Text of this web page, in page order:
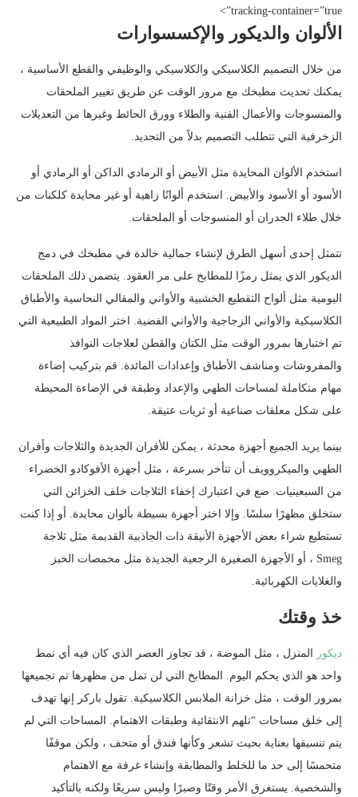
tracking-container=”true”>
الألوان والديكور والإكسسوارات
من خلال التصميم الكلاسيكي والكلاسيكي والوظيفي والقطع الأساسية ،
يمكنك تحديث مطبخك مع مرور الوقت عن طريق تغيير الملحقات
والمنسوجات والأعمال الفنية والطلاء وورق الحائط وغيرها من التعديلات
الزخرفية التي تتطلب التصميم بدلاً من التجديد.
استخدم الألوان المحايدة مثل الأبيض أو الرمادي الداكن أو الرمادي أو
الأسود أو الأسود والأبيض. استخدم ألوانًا زاهية أو غير محايدة كلكنات من
خلال طلاء الجدران أو المنسوجات أو الملحقات.
تتمثل إحدى أسهل الطرق لإنشاء جمالية خالدة في مطبخك في دمج
الديكور الذي يمثل رمزًا للمطابخ على مر العقود. يتضمن ذلك الملحقات
اليومية مثل ألواح التقطيع الخشبية والأواني والمقالي النحاسية والأطباق
الكلاسيكية والأواني الزجاجية والأواني الفضية. اختر المواد الطبيعية التي
تم اختبارها بمرور الوقت مثل الكتان والقطن لعلاجات النوافذ
والمفروشات ومناشف الأطباق وإعدادات المائدة. قم بتركيب إضاءة
مهام متكاملة لمساحات الطهي والإعداد وطبقة في الإضاءة المحيطة
على شكل معلقات صناعية أو ثريات عتيقة.
بينما يريد الجميع أجهزة محدثة ، يمكن للأفران الجديدة والثلاجات وأفران
الطهي والميكروويف أن تتأخر بسرعة ، مثل أجهزة الأفوكادو الخضراء
من السبعينيات. ضع في اعتبارك إخفاء الثلاجات خلف الخزائن التي
ستخلق مظهرًا سلسًا. وإلا اختر أجهزة بسيطة بألوان محايدة. أو إذا كنت
تستطيع شراء بعض الأجهزة الأنيقة ذات الجاذبية القديمة مثل ثلاجة
Smeg ، أو الأجهزة الصغيرة الرجعية الجديدة مثل محمصات الخبز
والغلايات الكهربائية.
خذ وقتك
ديكور
المنزل ، مثل الموضة ، قد تجاوز العصر الذي كان فيه أي نمط
واحد هو الذي يحكم اليوم. المطابخ التي لن تمل من مظهرها تم تجميعها
بمرور الوقت ، مثل خزانة الملابس الكلاسيكية. تقول باركر إنها تهدف
إلى خلق مساحات “تلهم الانتقائية وطبقات الاهتمام. المساحات التي لم
يتم تنسيقها بعناية بحيث تشعر وكأنها فندق أو متحف ، ولكن موقفًا
متحمسًا إلى حد ما للخلط والمطابقة وإنشاء غرفة مع الاهتمام
والشخصية. يستغرق الأمر وقتًا وصبرًا وليس سريعًا ولكنه بالتأكيد